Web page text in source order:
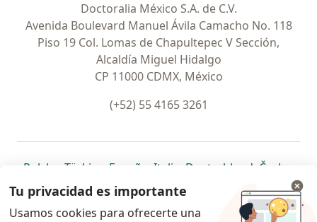
Doctoralia México S.A. de C.V.
Avenida Boulevard Manuel Ávila Camacho No. 118
Piso 19 Col. Lomas de Chapultepec V Sección,
Alcaldía Miguel Hidalgo
CP 11000 CDMX, México
(+52) 55 4165 3261
Polska se abre en una nueva pestaña
Türkiye se abre en una nueva pestaña
España se abre en una nueva pestaña
Italia se abre en una nueva
Deutschlandse abre en
Česko
Portugal
se abre en una nueva pestaña
México se abre en una nueva pestaña
Chile se abre en una nueva pestaña
Brasil se abre en una nueva
se abre en
se
se abre en una nueva
Tu privacidad es importante
Usamos cookies para ofrecerte una